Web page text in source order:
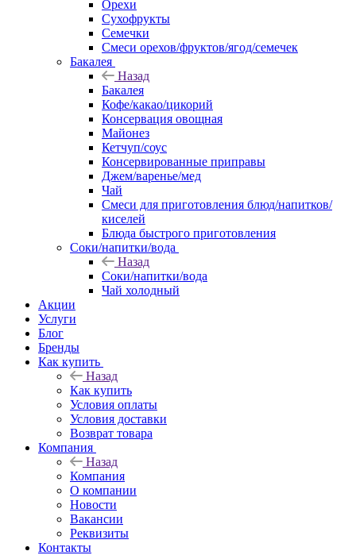
Орехи
Сухофрукты
Семечки
Смеси орехов/фруктов/ягод/семечек
Бакалея
Назад
Бакалея
Кофе/какао/цикорий
Консервация овощная
Майонез
Кетчуп/соус
Консервированные приправы
Джем/варенье/мед
Чай
Смеси для приготовления блюд/напитков/
киселей
Блюда быстрого приготовления
Соки/напитки/вода
Назад
Соки/напитки/вода
Чай холодный
Акции
Услуги
Блог
Бренды
Как купить
Назад
Как купить
Условия оплаты
Условия доставки
Возврат товара
Компания
Назад
Компания
О компании
Новости
Вакансии
Реквизиты
Контакты